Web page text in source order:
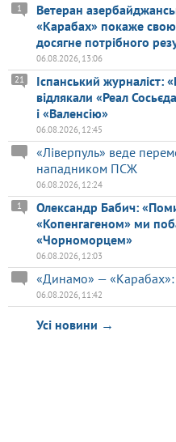
Ветеран
«Карабах» покаже
досягне потрібного
1
06.08.2026, 13:06
Іспанський журналіст:
відлякали «Реал
і «Валенсію»
21
06.08.2026, 12:45
«Ліверпуль» веде
нападником ПСЖ
06.08.2026, 12:24
Олександр Бабич:
«Копенгагеном» ми
«Чорноморцем»
1
06.08.2026, 12:03
«Динамо» —
06.08.2026, 11:42
Усі новини →